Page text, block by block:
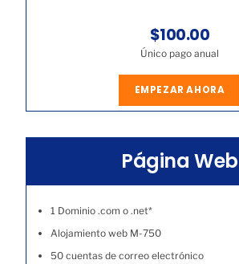
$100.00
Único pago anual
EMPEZAR AHORA
Página Web
1 Dominio .com o .net*
Alojamiento web M-750
50 cuentas de correo electrónico